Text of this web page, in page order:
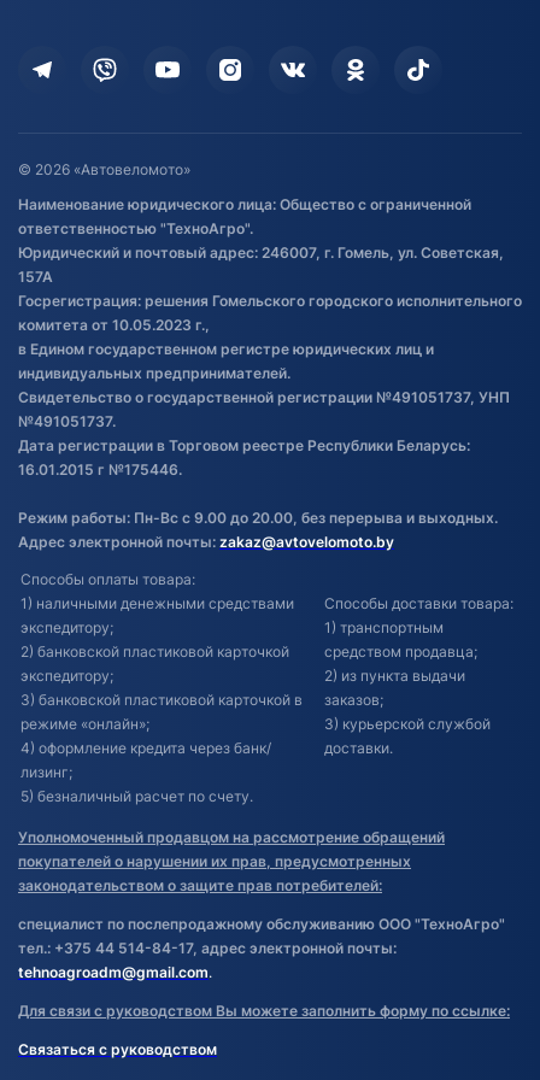
Дополнительные услуги
Оставить отзыв
Договор публичной оферты
Обработка файлов cookie
Постановка транспорта на учет
Обновления в ЭПТС 2024
© 2026 «Автовеломото»
Наименование юридического лица: Общество с ограниченной
ответственностью "ТехноАгро".
Юридический и почтовый адрес: 246007, г. Гомель, ул. Советская,
157А
Госрегистрация: решения Гомельского городского исполнительного
комитета от 10.05.2023 г.,
в Едином государственном регистре юридических лиц и
индивидуальных предпринимателей.
Свидетельство о государственной регистрации №491051737, УНП
№491051737.
Дата регистрации в Торговом реестре Республики Беларусь:
16.01.2015 г №175446.
Режим работы: Пн-Вс с 9.00 до 20.00, без перерыва и выходных.
Адрес электронной почты: zakaz@avtovelomoto.by
Способы оплаты товара:
1) наличными денежными средствами
экспедитору;
2) банковской пластиковой карточкой
экспедитору;
3) банковской пластиковой карточкой в
режиме «онлайн»;
4) оформление кредита через банк/
лизинг;
5) безналичный расчет по счету.
Способы доставки товара:
1) транспортным
средством продавца;
2) из пункта выдачи
заказов;
3) курьерской службой
доставки.
Уполномоченный продавцом на рассмотрение обращений
покупателей о нарушении их прав, предусмотренных
законодательством о защите прав потребителей:
специалист по послепродажному обслуживанию ООО "ТехноАгро"
тел.: +375 44 514-84-17, адрес электронной почты:
tehnoagroadm@gmail.com.
Для связи с руководством Вы можете заполнить форму по ссылке:
Связаться с руководством